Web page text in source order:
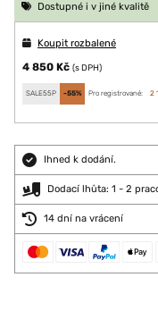
Dostupné i v jiné kvalitě
Koupit rozbalené
4 850 Kč (s DPH)
SALE55P -55% Pro registrované: 2
Ihned k dodání.
Dodací lhůta: 1 - 2
14 dní na vrácení